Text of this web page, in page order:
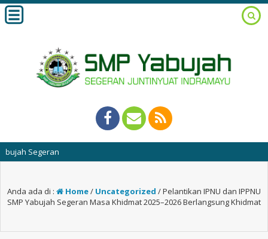
Segeran
Anda ada di : Home/ Uncategorized /Pelantikan IPNU dan IPPNU
SMP Yabujah Segeran Masa Khidmat 2025–2026 Berlangsung Khidmat